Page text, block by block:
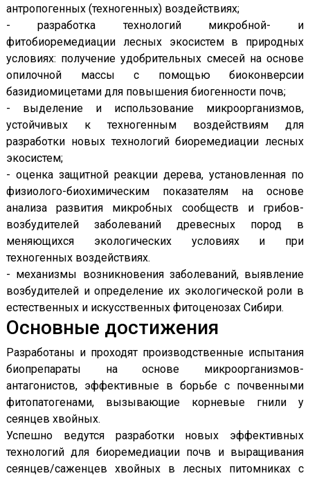
антропогенных (техногенных) воздействиях;
- разработка технологий микробной- и
фитобиоремедиации лесных экосистем в природных
условиях: получение удобрительных смесей на основе
опилочной массы с помощью биоконверсии
базидиомицетами для повышения биогенности почв;
- выделение и использование микроорганизмов,
устойчивых к техногенным воздействиям для
разработки новых технологий биоремедиации лесных
экосистем;
- оценка защитной реакции дерева, установленная по
физиолого-биохимическим показателям на основе
анализа развития микробных сообществ и грибов-
возбудителей заболеваний древесных пород в
меняющихся экологических условиях и при
техногенных воздействиях.
- механизмы возникновения заболеваний, выявление
возбудителей и определение их экологической роли в
естественных и искусственных фитоценозах Сибири.
Основные достижения
Разработаны и проходят производственные испытания
биопрепараты на основе микроорганизмов-
антагонистов, эффективные в борьбе с почвенными
фитопатогенами, вызывающие корневые гнили у
сеянцев хвойных.
Успешно ведутся разработки новых эффективных
технологий для биоремедиации почв и выращивания
сеянцев/саженцев хвойных в лесных питомниках с